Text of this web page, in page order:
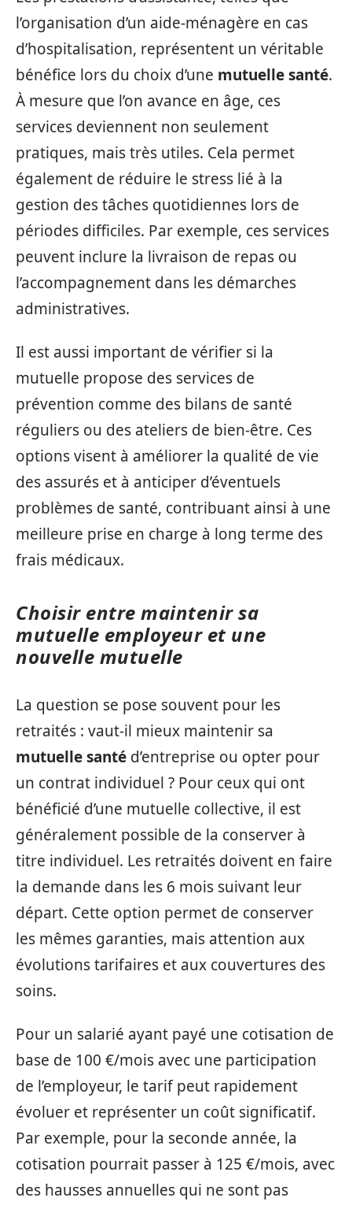
l’organisation d’un aide-ménagère en cas
d’hospitalisation, représentent un véritable
bénéfice lors du choix d’une mutuelle santé.
À mesure que l’on avance en âge, ces
services deviennent non seulement
pratiques, mais très utiles. Cela permet
également de réduire le stress lié à la
gestion des tâches quotidiennes lors de
périodes difficiles. Par exemple, ces services
peuvent inclure la livraison de repas ou
l’accompagnement dans les démarches
administratives.
Il est aussi important de vérifier si la
mutuelle propose des services de
prévention comme des bilans de santé
réguliers ou des ateliers de bien-être. Ces
options visent à améliorer la qualité de vie
des assurés et à anticiper d’éventuels
problèmes de santé, contribuant ainsi à une
meilleure prise en charge à long terme des
frais médicaux.
Choisir entre maintenir sa
mutuelle employeur et une
nouvelle mutuelle
La question se pose souvent pour les
retraités : vaut-il mieux maintenir sa
mutuelle santé d’entreprise ou opter pour
un contrat individuel ? Pour ceux qui ont
bénéficié d’une mutuelle collective, il est
généralement possible de la conserver à
titre individuel. Les retraités doivent en faire
la demande dans les 6 mois suivant leur
départ. Cette option permet de conserver
les mêmes garanties, mais attention aux
évolutions tarifaires et aux couvertures des
soins.
Pour un salarié ayant payé une cotisation de
base de 100 €/mois avec une participation
de l’employeur, le tarif peut rapidement
évoluer et représenter un coût significatif.
Par exemple, pour la seconde année, la
cotisation pourrait passer à 125 €/mois, avec
des hausses annuelles qui ne sont pas